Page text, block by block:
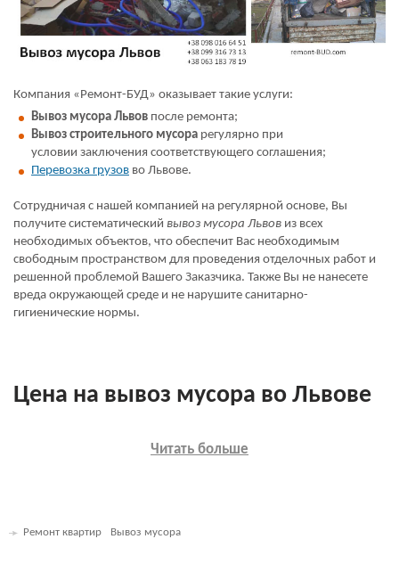
Компания «Ремонт-БУД» оказывает такие услуги:
Вывоз мусора Львов после ремонта;
Вывоз строительного мусора регулярно при
условии заключения соответствующего соглашения;
Перевозка грузов во Львове.
Сотрудничая с нашей компанией на регулярной основе, Вы
получите систематический вывоз мусора Львов из всех
необходимых объектов, что обеспечит Вас необходимым
свободным пространством для проведения отделочных работ и
решенной проблемой Вашего Заказчика. Также Вы не нанесете
вреда окружающей среде и не нарушите санитарно-
гигиенические нормы.
Цена на вывоз мусора во Львове
Читать больше
Ремонт квартир Вывоз мусора